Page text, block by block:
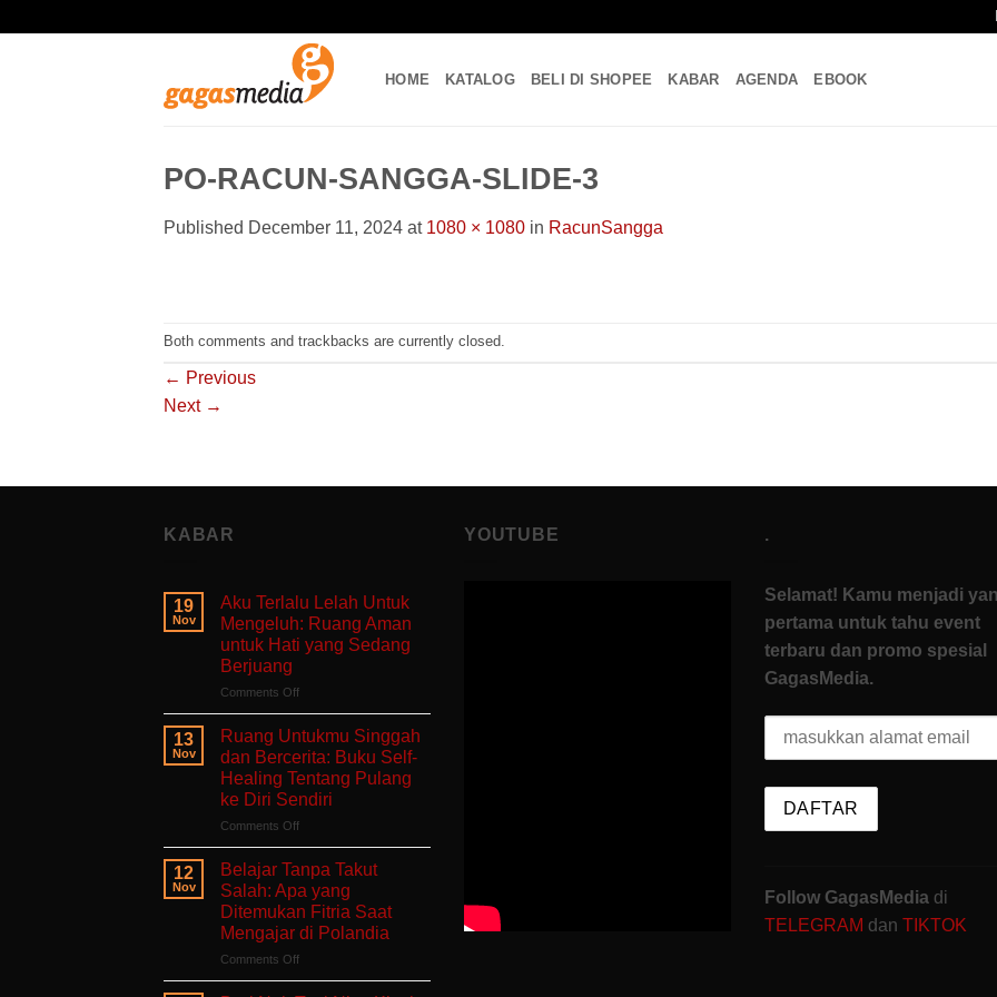
HOME KATALOG BELI DI SHOPEE KABAR AGENDA EBOOK
PO-RACUN-SANGGA-SLIDE-3
Published December 11, 2024 at 1080 × 1080 in RacunSangga
Both comments and trackbacks are currently closed.
← Previous
Next →
KABAR
19
Nov
Aku Terlalu Lelah Untuk
Mengeluh: Ruang Aman
untuk Hati yang Sedang
Berjuang
Comments Offon
Terlalu
Lelah
Untuk
Mengeluh:
Ruang
Aman
yang
Sedang
Berjuang
13
Nov
Ruang Untukmu Singgah
dan Bercerita: Buku Self-
Healing Tentang Pulang
ke Diri Sendiri
Comments Offon
Untukmu
Singgah
dan
Bercerita:
Buku
Self-
12
Nov
Belajar Tanpa Takut
Salah: Apa yang
Ditemukan Fitria Saat
Mengajar di Polandia
Comments Offon
YOUTUBE .
Selamat! Kamu menjadi
pertama untuk tahu event
terbaru dan promo spesial
GagasMedia.
Follow GagasMedia di
TELEGRAM dan TIKTOK